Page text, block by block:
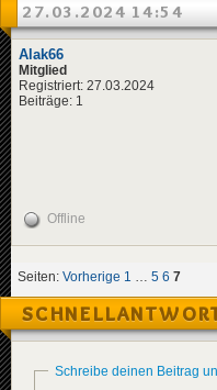
27.03.2024 14:54
Alak66
Mitglied
Registriert: 27.03.2024
Beiträge: 1
Offline
Seiten: Vorherige 1 5 6 7
Schreibe deinen Beitrag